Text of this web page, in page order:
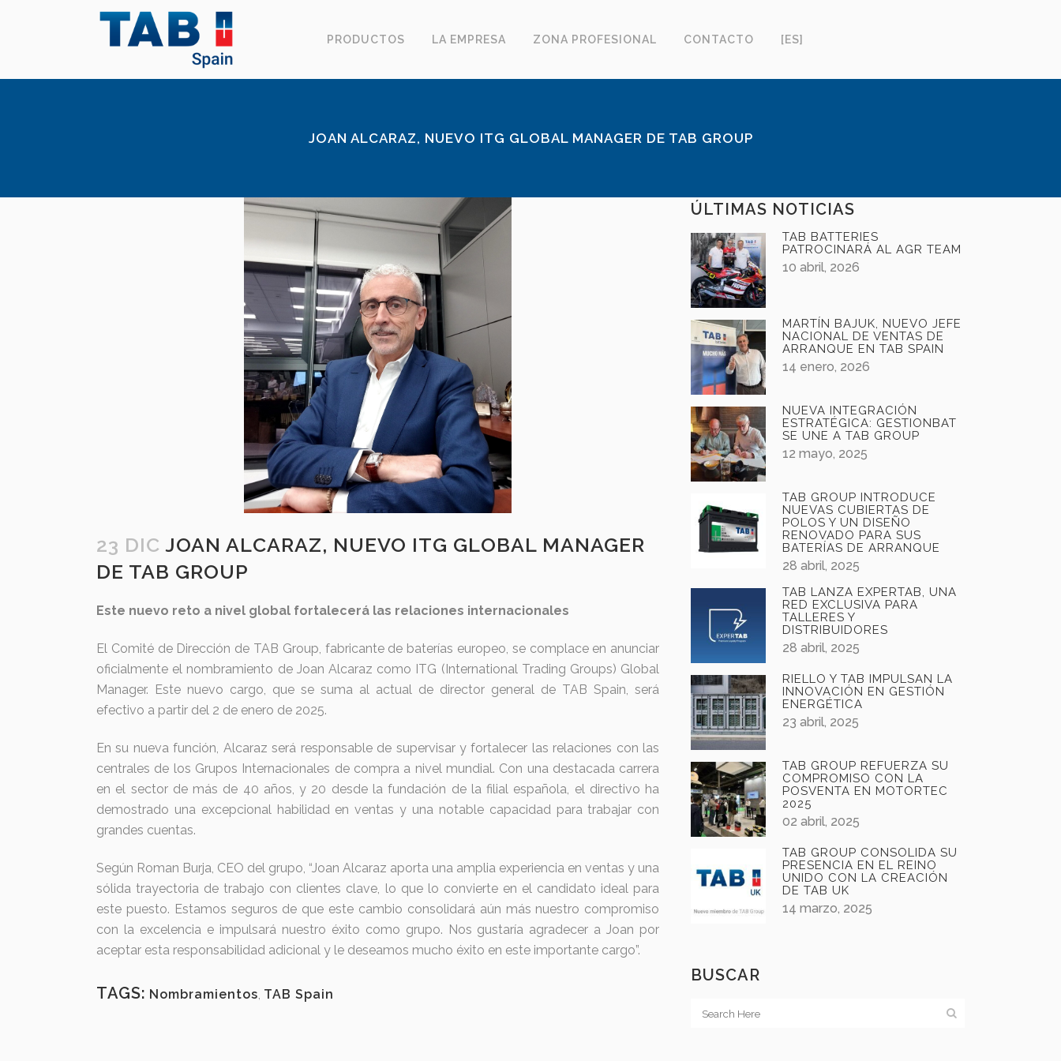
PRODUCTOS LA EMPRESA ZONA PROFESIONAL CONTACTO [ES]
JOAN ALCARAZ, NUEVO ITG GLOBAL MANAGER DE TAB GROUP
23 DIC JOAN ALCARAZ, NUEVO ITG GLOBAL MANAGER
DE TAB GROUP
Este nuevo reto a nivel global fortalecerá las relaciones internacionales
El Comité de Dirección de TAB Group, fabricante de baterías europeo, se complace en anunciar
oficialmente el nombramiento de Joan Alcaraz como ITG (International Trading Groups) Global
Manager. Este nuevo cargo, que se suma al actual de director general de TAB Spain, será
efectivo a partir del 2 de enero de 2025.
En su nueva función, Alcaraz será responsable de supervisar y fortalecer las relaciones con las
centrales de los Grupos Internacionales de compra a nivel mundial. Con una destacada carrera
en el sector de más de 40 años, y 20 desde la fundación de la filial española, el directivo ha
demostrado una excepcional habilidad en ventas y una notable capacidad para trabajar con
grandes cuentas.
Según Roman Burja, CEO del grupo, “Joan Alcaraz aporta una amplia experiencia en ventas y una
sólida trayectoria de trabajo con clientes clave, lo que lo convierte en el candidato ideal para
este puesto. Estamos seguros de que este cambio consolidará aún más nuestro compromiso
con la excelencia e impulsará nuestro éxito como grupo. Nos gustaría agradecer a Joan por
aceptar esta responsabilidad adicional y le deseamos mucho éxito en este importante cargo”.
TAGS: Nombramientos, TAB Spain
ÚLTIMAS NOTICIAS
TAB BATTERIES
PATROCINARÁ AL AGR TEAM
10 abril, 2026
MARTÍN BAJUK, NUEVO JEFE
NACIONAL DE VENTAS DE
ARRANQUE EN TAB SPAIN
14 enero, 2026
NUEVA INTEGRACIÓN
ESTRATÉGICA: GESTIONBAT
SE UNE A TAB GROUP
12 mayo, 2025
TAB GROUP INTRODUCE
NUEVAS CUBIERTAS DE
POLOS Y UN DISEÑO
RENOVADO PARA SUS
BATERÍAS DE ARRANQUE
28 abril, 2025
TAB LANZA EXPERTAB, UNA
RED EXCLUSIVA PARA
TALLERES Y
DISTRIBUIDORES
28 abril, 2025
RIELLO Y TAB IMPULSAN LA
INNOVACIÓN EN GESTIÓN
ENERGÉTICA
23 abril, 2025
TAB GROUP REFUERZA SU
COMPROMISO CON LA
POSVENTA EN MOTORTEC
2025
02 abril, 2025
TAB GROUP CONSOLIDA SU
PRESENCIA EN EL REINO
UNIDO CON LA CREACIÓN
DE TAB UK
14 marzo, 2025
BUSCAR